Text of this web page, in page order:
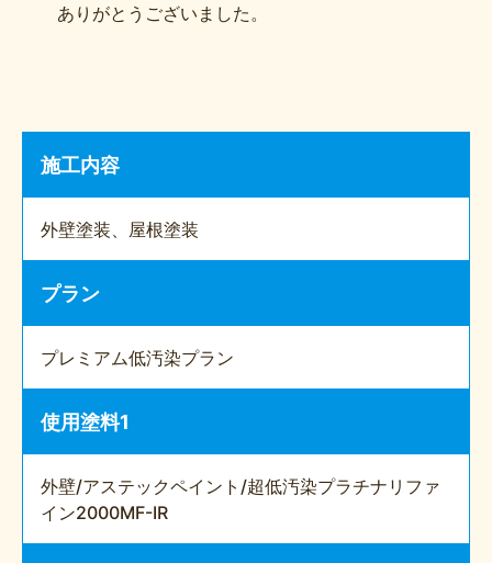
ありがとうございました。
施工内容
外壁塗装、屋根塗装
プラン
プレミアム低汚染プラン
使用塗料1
外壁/アステックペイント/超低汚染プラチナリファ
イン2000MF-IR